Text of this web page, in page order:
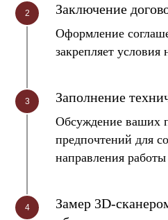
Заключение
Оформление
закрепляет условия
Заполнение
Обсуждение ваших
предпочтений для
направления работы
Замер 3D-